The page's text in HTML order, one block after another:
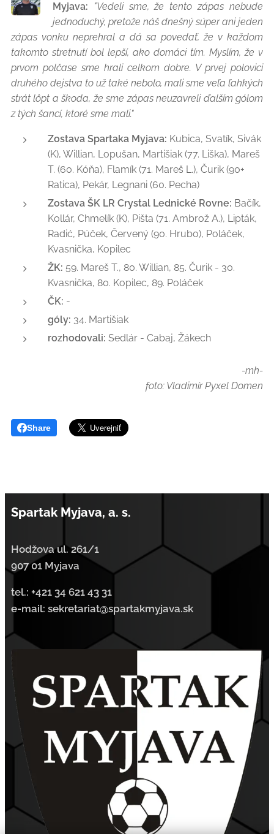
Myjava:
"Vedeli sme, že tento zápas nebude
jednoduchý, pretože náš dnešný súper ani jeden
zápas vonku neprehral a dá sa povedať, že v každom
takomto stretnutí bol lepší, ako domáci tím. Myslím, že v
prvom polčase sme hrali celkom dobre. V prvej polovici
druhého dejstva to už také nebolo, mali sme veľa ľahkých
strát lôpt a škoda, že sme zápas neuzavreli ďalším gólom
z tých šancí, ktoré sme mali."
Zostava Spartaka Myjava: Kubica, Svatík, Sivák
(K), Willian, Lopušan, Martišiak (77. Liška), Mareš
T. (60. Kóňa), Flamík (71. Mareš L.), Čurik (90+
Ratica), Pekár, Legnani (60. Pecha)
Zostava ŠK LR Crystal Lednické Rovne: Bačík,
Kollár, Chmelík (K), Pišta (71. Ambrož A.), Lipták,
Radić, Púček, Červený (90. Hrubo), Poláček,
Kvasnička, Kopilec
ŽK: 59. Mareš T., 80. Willian, 85. Čurik - 30.
Kvasnička, 80. Kopilec, 89. Poláček
ČK: -
góly: 34. Martišiak
rozhodovali: Sedlár - Cabaj, Žákech
-mh-
foto: Vladimír Pyxel Domen
Share
Spartak Myjava, a. s.
Hodžova ul. 261/1
907 01 Myjava
tel.: +421 34 621 43 31
e-mail: sekretariat@spartakmyjava.sk